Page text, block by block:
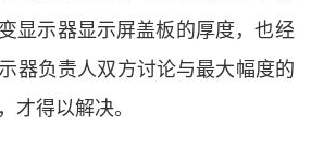
显示器显示屏盖板的厚度， 也经
器负责人双方讨论与最大幅度的
， 才得以解决。